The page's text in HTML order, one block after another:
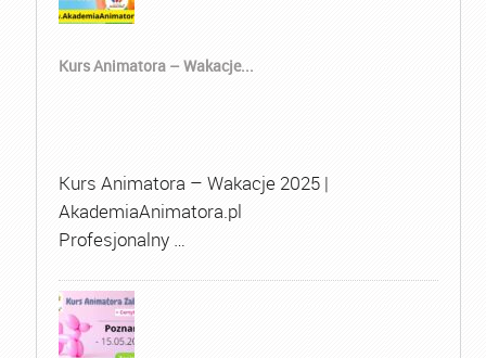
Kurs Animatora – Wakacje...
Kurs Animatora – Wakacje 2025 |
AkademiaAnimatora.pl
Profesjonalny …